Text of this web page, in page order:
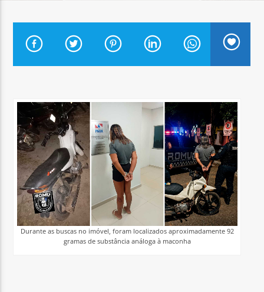
Durante as buscas no imóvel, foram localizados aproximadamente 92
gramas de substância análoga à maconha